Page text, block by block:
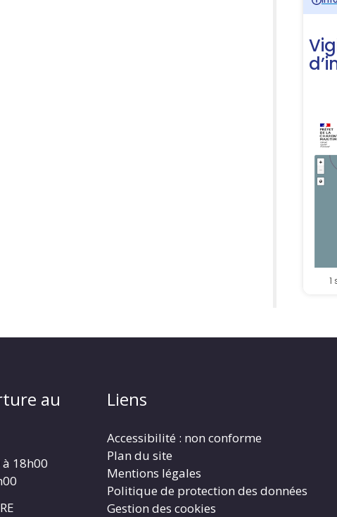
au
18h00
Liens
Accessibilité : non conforme
Plan du site
Mentions légales
Politique de protection des données
Gestion des cookies